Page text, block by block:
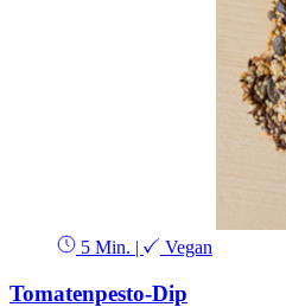
5 Min. | Vegan
Tomatenpesto-Dip